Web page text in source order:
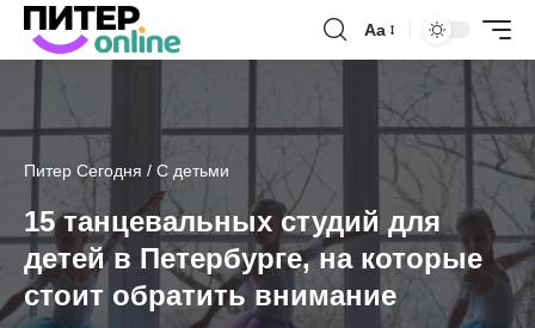
Аа
Питер Сегодня / С детьми
15 танцевальных студий для
детей в Петербурге, на которые
стоит обратить внимание